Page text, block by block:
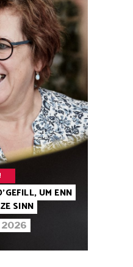
UM ENN
SINN
2026